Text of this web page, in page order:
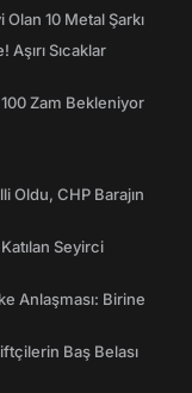
10 Metal Şarkı
Sıcaklar
Zam Bekleniyor
Oldu, CHP Barajın
Seyirci
Anlaşması: Birine
Baş Belası